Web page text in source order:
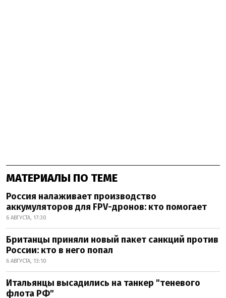
МАТЕРИАЛЫ ПО ТЕМЕ
Россия налаживает производство
аккумуляторов для FPV-дронов: кто помогает
6 АВГУСТА, 17:30
Британцы приняли новый пакет санкций против
России: кто в него попал
6 АВГУСТА, 13:10
Итальянцы высадились на танкер "теневого
флота РФ"